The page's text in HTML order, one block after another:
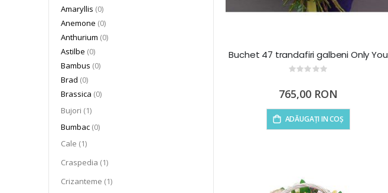
Buchet 47 trandafiri galbeni Only You
Rating:
765,00 RON
ADĂUGAȚI IN COȘ
Amaryllis 0articole
Anemone 0articole
Anthurium 0articole
Astilbe 0articole
Bambus 0articole
Brad 0articole
Brassica 0articole
Bujori 1articol
Bumbac 0articole
Cale 1articol
Craspedia 1articol
Crizanteme 1articol